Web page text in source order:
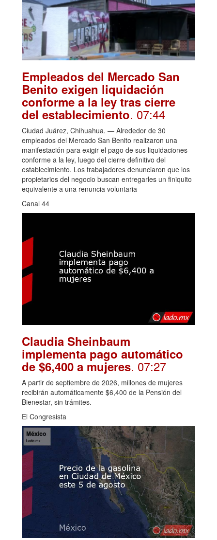
Empleados del Mercado San
Benito exigen liquidación
conforme a la ley tras cierre
del establecimiento. 07:44
Ciudad Juárez, Chihuahua. — Alrededor de 30
empleados del Mercado San Benito realizaron una
manifestación para exigir el pago de sus liquidaciones
conforme a la ley, luego del cierre definitivo del
establecimiento. Los trabajadores denunciaron que los
propietarios del negocio buscan entregarles un finiquito
equivalente a una renuncia voluntaria
Canal 44
Claudia Sheinbaum
implementa pago automático
de $6,400 a mujeres. 07:27
A partir de septiembre de 2026, millones de mujeres
recibirán automáticamente $6,400 de la Pensión del
Bienestar, sin trámites.
El Congresista